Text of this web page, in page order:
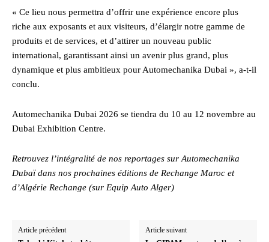
« Ce lieu nous permettra d’offrir une expérience encore plus
riche aux exposants et aux visiteurs, d’élargir notre gamme de
produits et de services, et d’attirer un nouveau public
international, garantissant ainsi un avenir plus grand, plus
dynamique et plus ambitieux pour Automechanika Dubai », a-t-il
conclu.
Automechanika Dubai 2026 se tiendra du 10 au 12 novembre au
Dubai Exhibition Centre.
Retrouvez l’intégralité de nos reportages sur Automechanika
Dubaï dans nos prochaines éditions de Rechange Maroc et
d’Algérie Rechange (sur Equip Auto Alger)
Article précédent Article suivant